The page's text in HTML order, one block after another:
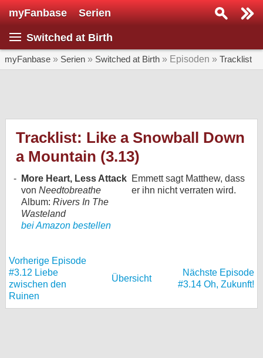
myFanbase Serien
Switched at Birth
myFanbase » Serien » Switched at Birth » Episoden » Tracklist
Tracklist: Like a Snowball Down
a Mountain (3.13)
-
More Heart, Less Attack
von Needtobreathe
Album: Rivers In The
Wasteland
bei Amazon bestellen
Emmett sagt Matthew, dass
er ihn nicht verraten wird.
Vorherige Episode
#3.12 Liebe
zwischen den
Ruinen
Übersicht
Nächste Episode
#3.14 Oh, Zukunft!
Serie suchen...
SERIEN
Veranstaltungen
Specials
bei X